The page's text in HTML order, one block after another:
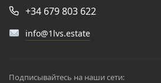
+34 679 803 622
info@1lvs.estate
Подписывайтесь на наши сети: